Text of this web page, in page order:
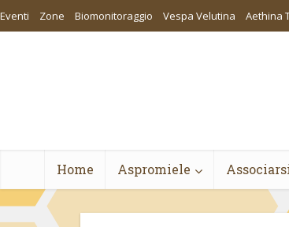
Eventi Zone Biomonitoraggio Vespa Velutina Aethina
Home Aspromiele